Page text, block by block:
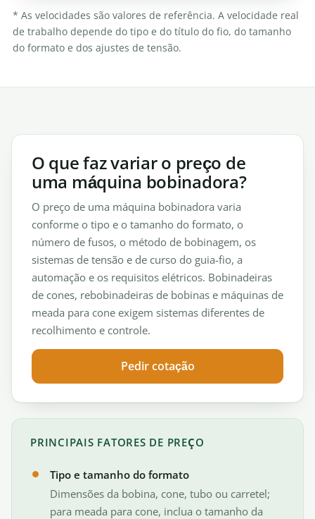
* As velocidades são valores de referência. A velocidade real
de trabalho depende do tipo e do título do fio, do tamanho
do formato e dos ajustes de tensão.
O que faz variar o preço de
uma máquina bobinadora?
O preço de uma máquina bobinadora varia
conforme o tipo e o tamanho do formato, o
número de fusos, o método de bobinagem, os
sistemas de tensão e de curso do guia-fio, a
automação e os requisitos elétricos. Bobinadeiras
de cones, rebobinadeiras de bobinas e máquinas de
meada para cone exigem sistemas diferentes de
recolhimento e controle.
Pedir cotação
PRINCIPAIS FATORES DE PREÇO
Tipo e tamanho do formato
Dimensões da bobina, cone, tubo ou carretel;
para meada para cone, inclua o tamanho da